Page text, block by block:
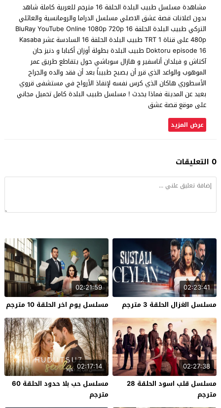
مشاهدة مسلسل طبيب البلدة الحلقة 16 مترجم للعربية كاملة شاهد
بدون اعلانات قصة عشق الاصلي مسلسل الدراما والرومانسية والعائلي
التركي طبيب البلدة الحلقة 16 BluRay YouTube Online 1080p 720p
480p على قناة TRT 1 طبيب البلدة الحلقة 16 السادسة عشر Kasaba
Doktoru episode 16 طبيب البلدة بطولة أوزان أكبابا و دنیز جان
آکتاش و فيلدان أتاسفير و هازال سوباشي حول يتقاطع طريق عمر
الموهوب والواعد الذي قرر أن يصبح طبيباً بعد أن فقد والده والجراح
الأسطوري هاكان الذي كرس نفسه لإنقاذ الأرواح في مستشفى قروي
بعيد عن المدينة فماذا يحدث ! مسلسل طبيب البلدة كامل تحميل مجاني
على موقع قصة عشق
عرض المزيد
0 التعليقات
02:23:41
مسلسل الغزال الحلقة 3 مترجم
02:21:59
مسلسل يوم اخر الحلقة 10 مترجم
02:27:38
مسلسل قلب اسود الحلقة 28
مترجم
02:17:14
مسلسل حب بلا حدود الحلقة 60
مترجم